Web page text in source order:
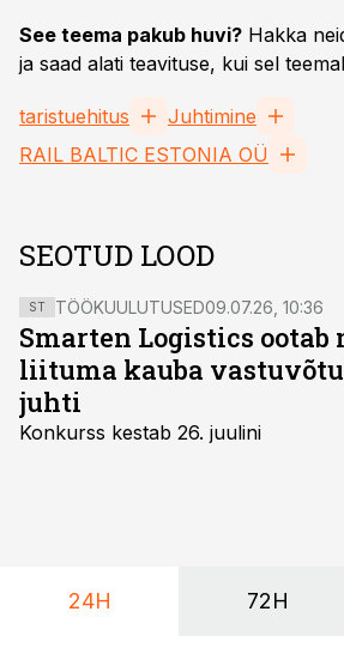
See teema pakub huvi? Hakka
ja saad alati teavituse, kui sel
taristuehitus
Juhtimine
RAIL BALTIC ESTONIA OÜ
SEOTUD LOOD
ST TÖÖKUULUTUSED09.07.26, 10:36
Smarten Logistics ootab
liituma kauba
juhti
Konkurss kestab 26. juulini
24H 72H